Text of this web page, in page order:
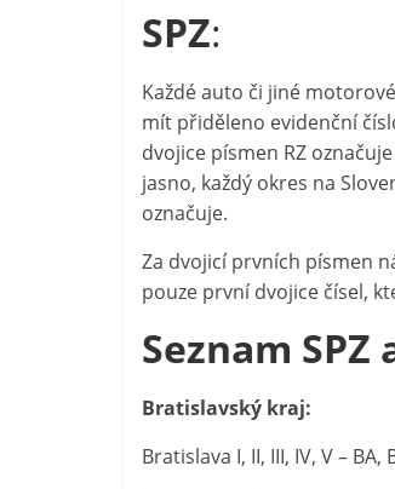
SPZ:
Každé auto či jiné
mít přiděleno evidenční
dvojice písmen RZ
jasno, každý okres na
označuje.
Za dvojicí prvních písmen
pouze první dvojice čísel,
Seznam
Bratislavský kraj:
Bratislava I, II, III, IV, V – BA,